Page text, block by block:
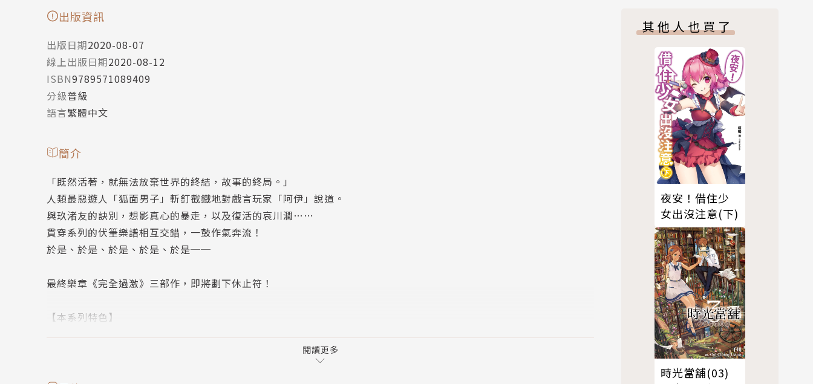
出版資訊
出版日期2020-08-07
線上出版日期2020-08-12
ISBN9789571089409
分級普級
語言繁體中文
簡介
「既然活著，就無法放棄世界的終結，故事的終局。」
人類最惡遊人「狐面男子」斬釘截鐵地對戲言玩家「阿伊」說道。
與玖渚友的訣別，想影真心的暴走，以及復活的哀川潤……
貫穿系列的伏筆樂譜相互交錯，一鼓作氣奔流！
於是、於是、於是、於是、於是──
最終樂章《完全過激》三部作，即將劃下休止符！
【本系列特色】
✦系列回歸九本作品規劃，原汁原味呈現日本書衣設計，收藏度100%。
閱讀更多
其他人也買了
夜安！借住少
女出沒注意(下)
時光當舖(03)